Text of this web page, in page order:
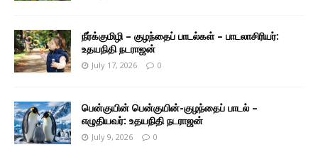
நீர்க்குமிழி – குழந்தைப் பாடல்கள் – பாடலாசிரியர்:
உதயநிதி நடராஜன்
July 17, 2026 0
பென்குயின் பென்குயின்-குழந்தைப் பாடல் –
எழுதியவர்: உதயநிதி நடராஜன்
July 9, 2026 0